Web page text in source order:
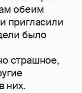
обеим
пригласили
было
страшное,
них.